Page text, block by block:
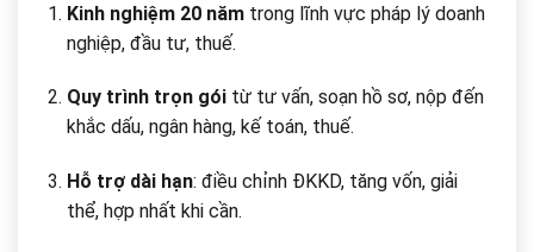
Kinh nghiệm 20 nămtrong lĩnh vực pháp lý doanh
nghiệp, đầu tư, thuế.
Quy trình trọn góitừ tư vấn, soạn hồ sơ, nộp đến
khắc dấu, ngân hàng, kế toán, thuế.
Hỗ trợ dài hạn: điều chỉnh ĐKKD, tăng vốn, giải
thể, hợp nhất khi cần.